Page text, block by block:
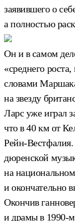
заявившего о
а полностью
Он и в самом
«среднего
словами
на звезду
Ларс уже играл
что в 40 км от
Рейн-
дюренской
на
и окончательно
Окончив
и драмы в 1990-